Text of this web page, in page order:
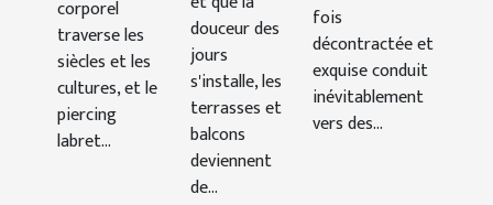
et
inférieurs
corporel
traverse les
siècles et les
cultures, et le
piercing
labret...
terrasses
et
balcons
douceur des
jours
s'installe, les
terrasses et
balcons
deviennent
de...
savoureuse
fois
décontractée et
exquise conduit
inévitablement
vers des...